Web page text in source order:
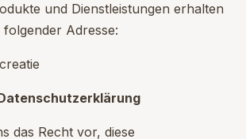
und Dienstleistungen erhalten
Adresse:
das Recht vor, diese